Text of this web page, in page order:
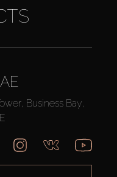
Business Bay,